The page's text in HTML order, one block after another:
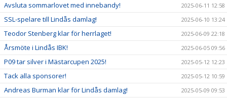
Avsluta sommarlovet med innebandy! 2025-06-11 12:58
SSL-spelare till Lindås damlag! 2025-06-10 13:24
Teodor Stenberg klar för herrlaget! 2025-06-09 22:18
Årsmöte i Lindås IBK! 2025-06-05 09:56
P09 tar silver i Mästarcupen 2025! 2025-05-12 12:23
Tack alla sponsorer! 2025-05-12 10:59
Andreas Burman klar för Lindås damlag! 2025-05-09 09:53